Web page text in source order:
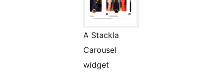
A Stackla
Carousel
widget